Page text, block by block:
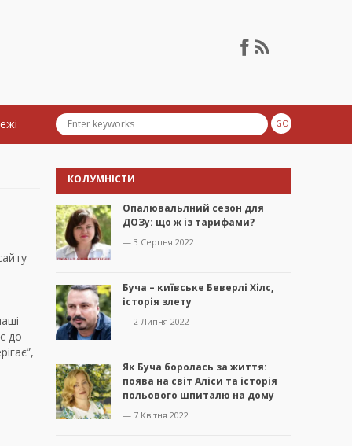
до
КОЛУМНІСТИ
Опалювальлний сезон для
ДОЗу: що ж із тарифами?
— 3 Серпня 2022
Буча – київське Беверлі Хілс,
історія злету
— 2 Липня 2022
Як Буча боролась за життя:
поява на світ Аліси та історія
польового шпиталю на дому
— 7 Квітня 2022